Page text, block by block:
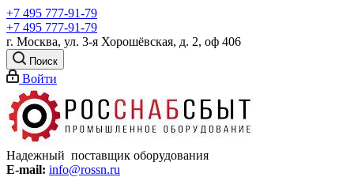
+7 495 777-91-79
+7 495 777-91-79
г. Москва, ул. 3-я Хорошёвская, д. 2, оф 406
Поиск
Войти
Надежный поставщик оборудования
E-mail: info@rossn.ru